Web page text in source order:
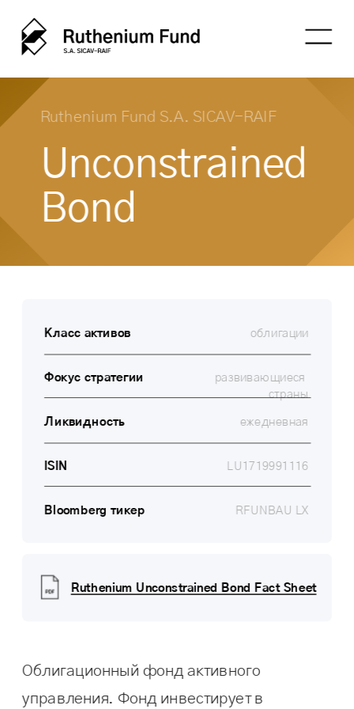
Ruthenium Fund S.A. SICAV-RAIF
Unconstrained
Bond
Класс активов облигации
Фокус стратегии
развивающиеся
страны
Ликвидность ежедневная
ISIN LU1719991116
Bloomberg тикер RFUNBAU LX
Ruthenium Unconstrained Bond Fact Sheet
Облигационный фонд активного
управления. Фонд инвестирует в